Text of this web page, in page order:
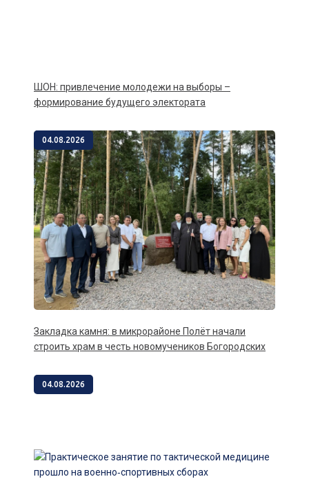
ШОН: привлечение молодежи на выборы –
формирование будущего электората
04.08.2026
Закладка камня: в микрорайоне Полёт начали
строить храм в честь новомучеников Богородских
04.08.2026